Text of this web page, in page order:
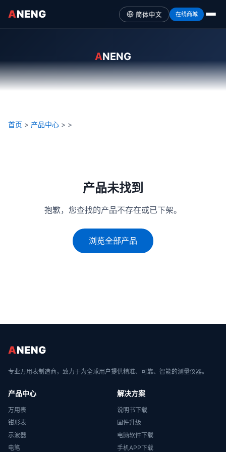
ANENG 简体中文 在线商城
ANENG
首页 > 产品中心 > >
产品未找到
抱歉，您查找的产品不存在或已下架。
浏览全部产品
ANENG
专业万用表制造商，致力于为全球用户提供精准、可靠、智能的测量仪器。
产品中心
万用表
钳形表
示波器
电笔
解决方案
说明书下载
固件升级
电脑软件下载
手机APP下载